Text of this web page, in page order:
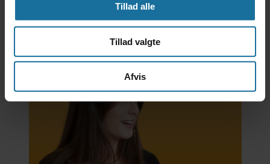
Tillad alle
Tillad valgte
Afvis
Tilmeld dig
uddannelse